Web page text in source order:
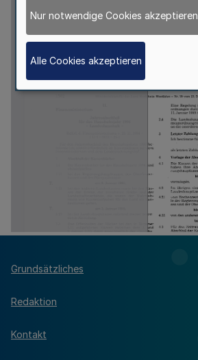
Grundsätzliches
Redaktion
Kontakt
Nur notwendige Cookies akzeptieren
Alle Cookies akzeptieren